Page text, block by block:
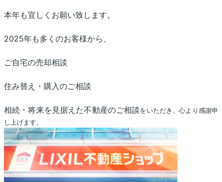
本年も宜しくお願い致します。
2025年も多くのお客様から、
ご自宅の売却相談
住み替え・購入のご相談
相続・将来を見据えた不動産のご相談をいただき、心より感謝申
し上げます。